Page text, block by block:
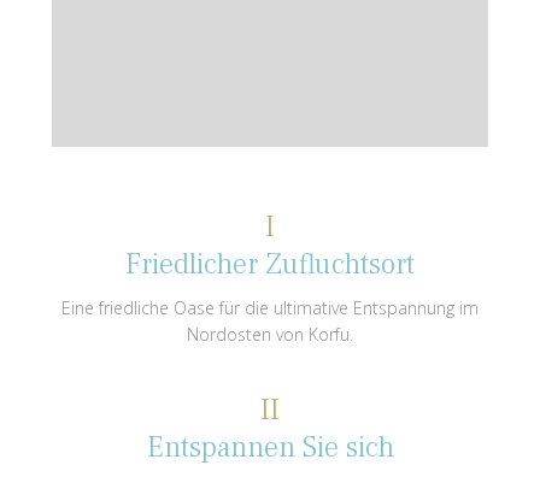
I
Friedlicher Zufluchtsort
Eine friedliche Oase für die ultimative Entspannung im
Nordosten von Korfu.
II
Entspannen Sie sich